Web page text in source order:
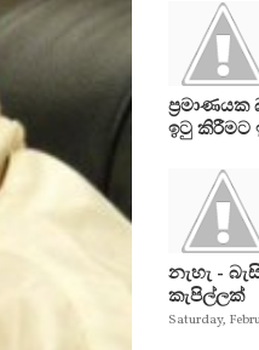
ඉටු කිරීමට
නැහැ -
කැපිල්ලක්
Saturday,